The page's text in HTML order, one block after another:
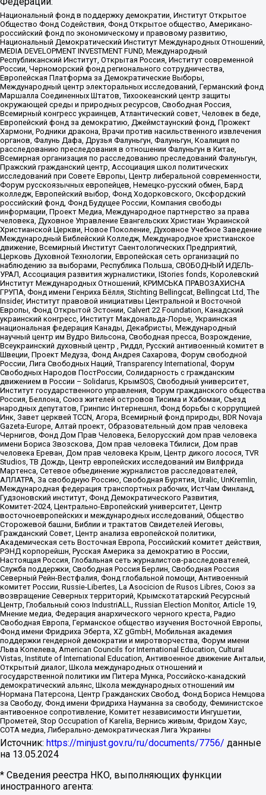
Национальный фонд в поддержку демократии, Институт Открытое
Общество Фонд Содействия, Фонд Открытое общество, Американо-
российский фонд по экономическому и правовому развитию,
Национальный Демократический Институт Международных Отношений,
MEDIA DEVELOPMENT INVESTMENT FUND, Международный
Республиканский Институт, Открытая Россия, Институт современной
России, Черноморский фонд регионального сотрудничества,
Европейская Платформа за Демократические Выборы,
Международный центр электоральных исследований, Германский фонд
Маршалла Соединенных Штатов, Тихоокеанский центр защиты
окружающей среды и природных ресурсов, Свободная Россия,
Всемирный конгресс украинцев, Атлантический совет, Человек в беде,
Европейский фонд за демократию, Джеймстаунский фонд, Прожект
Хармони, Родники дракона, Врачи против насильственного извлечения
органов, Фалунь Дафа, Друзья Фалуньгун, Фалуньгун, Коалиция по
расследованию преследования в отношении Фалуньгун в Китае,
Всемирная организация по расследованию преследований Фалуньгун,
Пражский гражданский центр, Ассоциация школ политических
исследований при Совете Европы, Центр либеральной современности,
Форум русскоязычных европейцев, Немецко-русский обмен, Бард
колледж, Европейский выбор, Фонд Ходорковского, Оксфордский
российский фонд, Фонд Будущее России, Компания свободы
информации, Проект Медиа, Международное партнерство за права
человека, Духовное Управление Евангельских Христиан Украинской
Христианской Церкви, Новое Поколение, Духовное Учебное Заведение
Международный Библейский Колледж, Международное христианское
движение, Всемирный Институт Саентологических Предприятий,
Церковь Духовной Технологии, Европейская сеть организаций по
наблюдению за выборами, Республика Польша, СВОБОДНЫЙ ИДЕЛЬ-
УРАЛ, Ассоциация развития журналистики, IStories fonds, Королевский
Институт Международных Отношений, КРИМСЬКА ПРАВОЗАХИСНА
ГРУПА, Фонд имени Генриха Бёлля, Stichting Bellingcat, Bellingcat Ltd, The
Insider, Институт правовой инициативы Центральной и Восточной
Европы, Фонд Открытой Эстонии, Calvert 22 Foundation, Канадский
украинский конгресс, Институт Макдональда-Лорье, Украинская
национальная федерация Канады, Декабристы, Международный
научный центр им Вудро Вильсона, Свободная пресса, Возрождение,
Всеукраинский духовный центр , Риддл, Русский антивоенный комитет в
Швеции, Проект Медуза, Фонд Андрея Сахарова, Форум свободной
России, Лига Свободных Наций, Transparеncy International, Форум
Свободных Народов ПостРоссии, Солидарность с гражданским
движением в России – Solidarus, КрымSOS, Свободный университет,
Институт государственного управления, Форум гражданского общества
Россия, Беллона, Союз жителей островов Тисима и Хабомаи, Съезд
народных депутатов, Гринпис Интернешнл, Фонд борьбы с коррупцией
Инк, Завет церквей TCCN, Агора, Всемирный фонд природы, BDR Novaja
Gazeta-Europe, Алтай проект, Образовательный дом прав человека
Чернигов, Фонд Дом Прав Человека, Белорусский дом прав человека
имени Бориса Звозскова, Дом прав человека Тбилиси, Дом прав
человека Ереван, Дом прав человека Крым, Центр дикого лосося, TVR
Studios, ТВ Дождь, Центр европейских исследований им Вилфрида
Мартенса, Сетевое объединение журналистов расследователей,
АЛЛАТРА, За свободную Россию, Свободная Бурятия, Uralic, UnKremlin,
Международная федерация транспортных рабочих, ИстЧам Финланд,
Гудзоновский институт, Фонд Демократического Развития,
Комитет-2024, Центрально-Европейский университет, Центр
восточноевропейских и международных исследований, Общество
Сторожевой башни, Библии и трактатов Свидетелей Иеговы,
Гражданский Совет, Центр анализа европейской политики,
Академическая сеть Восточная Европа, Российский комитет действия,
РЭНД корпорейшн, Русская Америка за демократию в России,
Настоящая Россия, Глобальная сеть журналистов-расследователей,
Служба поддержки, Свободная Россия Берлин, Свободная Россия
Северный Рейн-Вестфалия, Фонд глобальной помощи, Антивоенный
комитет России, Russie-Libertes, La Asocicion de Rusos Libres, Союз за
возвращение Северных территорий, Крымскотатарский Ресурсный
Центр, Глобальный союз IndustriALL, Russian Election Monitor, Article 19,
Мнение медиа, Федерация анархического черного креста, Радио
Свободная Европа, Германское общество изучения Восточной Европы,
Фонд имени Фридриха Эберта, XZ gGmbH, Мобильная академия
поддержки гендерной демократии и миротворчества, Форум имени
Льва Копелева, American Councils for International Education, Cultural
Vistas, Institute of International Education, Антивоенное движение Антальи,
Открытый диалог, Школа международных отношений и
государственной политики им Питера Мунка, Российско-канадский
демократический альянс, Школа международных отношений им
Нормана Патерсона, Центр Гражданских Свобод, Фонд Бориса Немцова
за Свободу, Фонд имени Фридриха Науманна за свободу, Феминистское
антивоенное сопротивление, Комитет независимости Ингушетии,
Прометей, Stop Occupation of Karelia, Вернись живым, Фридом Хаус,
СОТА медиа, Либерально-демократическая Лига Украины
Источник: https://minjust.gov.ru/ru/documents/7756/ данные
на 13.05.2024
* Сведения реестра НКО, выполняющих функции
иностранного агента: